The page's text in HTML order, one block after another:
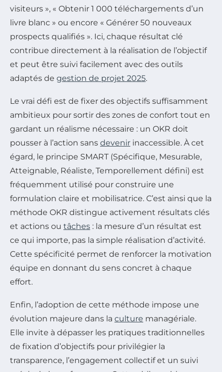
visiteurs », « Obtenir 1 000 téléchargements d’un
livre blanc » ou encore « Générer 50 nouveaux
prospects qualifiés ». Ici, chaque résultat clé
contribue directement à la réalisation de l’objectif
et peut être suivi facilement avec des outils
adaptés de gestion de projet 2025.
Le vrai défi est de fixer des objectifs suffisamment
ambitieux pour sortir des zones de confort tout en
gardant un réalisme nécessaire : un OKR doit
pousser à l’action sans devenir inaccessible. À cet
égard, le principe SMART (Spécifique, Mesurable,
Atteignable, Réaliste, Temporellement défini) est
fréquemment utilisé pour construire une
formulation claire et mobilisatrice. C’est ainsi que la
méthode OKR distingue activement résultats clés
et actions ou tâches : la mesure d’un résultat est
ce qui importe, pas la simple réalisation d’activité.
Cette spécificité permet de renforcer la motivation
équipe en donnant du sens concret à chaque
effort.
Enfin, l’adoption de cette méthode impose une
évolution majeure dans la culture managériale.
Elle invite à dépasser les pratiques traditionnelles
de fixation d’objectifs pour privilégier la
transparence, l’engagement collectif et un suivi